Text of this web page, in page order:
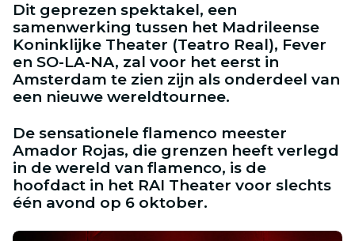
Dit geprezen spektakel, een
samenwerking tussen het Madrileense
Koninklijke Theater (Teatro Real), Fever
en SO-LA-NA, zal voor het eerst in
Amsterdam te zien zijn als onderdeel van
een nieuwe wereldtournee.
De sensationele flamenco meester
Amador Rojas, die grenzen heeft verlegd
in de wereld van flamenco, is de
hoofdact in het RAI Theater voor slechts
één avond op 6 oktober.